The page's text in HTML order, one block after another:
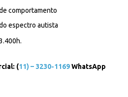
comportamento
espectro autista
(11) – 3230-1169WhatsApp